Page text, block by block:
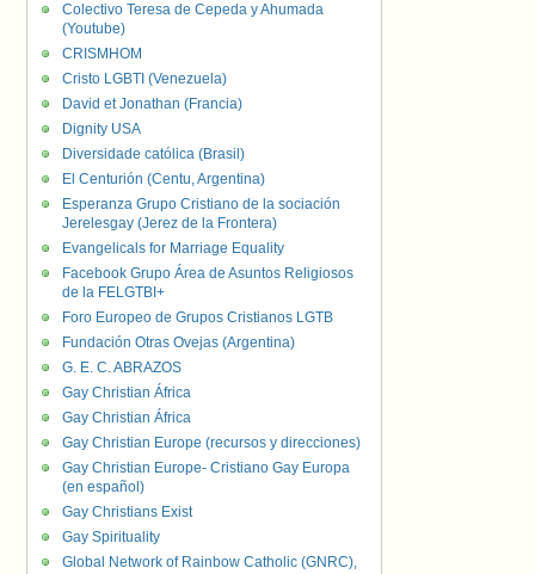
Colectivo Teresa de Cepeda y Ahumada
(Youtube)
CRISMHOM
Cristo LGBTI (Venezuela)
David et Jonathan (Francia)
Dignity USA
Diversidade católica (Brasil)
El Centurión (Centu, Argentina)
Esperanza Grupo Cristiano de la sociación
Jerelesgay (Jerez de la Frontera)
Evangelicals for Marriage Equality
Facebook Grupo Área de Asuntos Religiosos
de la FELGTBI+
Foro Europeo de Grupos Cristianos LGTB
Fundación Otras Ovejas (Argentina)
G. E. C. ABRAZOS
Gay Christian África
Gay Christian África
Gay Christian Europe (recursos y direcciones)
Gay Christian Europe- Cristiano Gay Europa
(en español)
Gay Christians Exist
Gay Spirituality
Global Network of Rainbow Catholic (GNRC),